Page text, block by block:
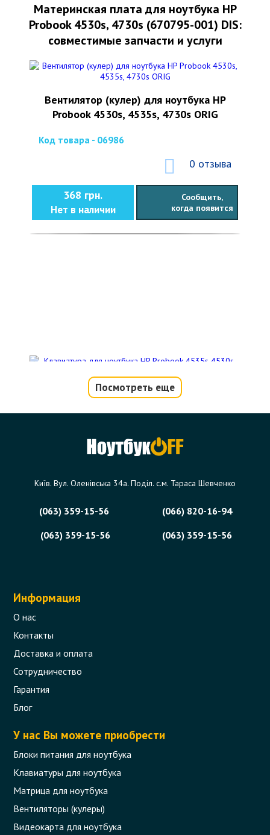
Материнская плата для ноутбука HP
Probook 4530s, 4730s (670795-001) DIS:
совместимые запчасти и услуги
Вентилятор (кулер) для ноутбука HP
Probook 4530s, 4535s, 4730s ORIG
Код товара - 06986
0 отзыва
368 грн.
Нет в наличии
Сообщить,
когда появится
Клавиатура для ноутбука HP Probook
417 грн.
Нет в наличии
Посмотреть еще
Київ. Вул. Оленівська 34а. Поділ. с.м. Тараса Шевченко
(063) 359-15-56
(066) 820-16-94
(063) 359-15-56
(063) 359-15-56
Информация
О нас
Контакты
Доставка и оплата
Сотрудничество
Гарантия
Блог
У нас Вы можете приобрести
Блоки питания для ноутбука
Клавиатуры для ноутбука
Матрица для ноутбука
Вентиляторы (кулеры)
Видеокарта для ноутбука